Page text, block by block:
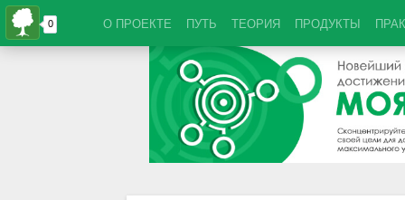
О ПРОЕКТЕ ПУТЬ ТЕОРИЯ ПРОДУКТЫ